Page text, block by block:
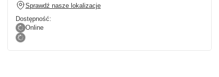
Sprawdź nasze lokalizacje
Dostępność:
Online